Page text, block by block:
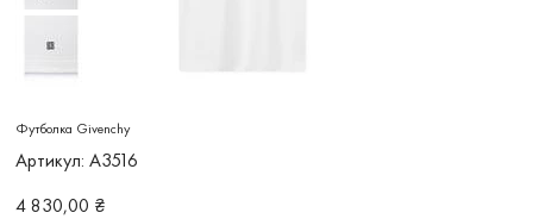
Футболка Givenchy
Артикул:
Артикул
A3516
A3516
Ціна
4 830,00 ₴